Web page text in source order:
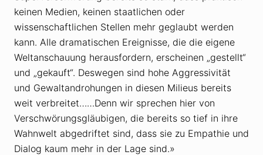
keinen Medien, keinen staatlichen oder
wissenschaftlichen Stellen mehr geglaubt werden
kann. Alle dramatischen Ereignisse, die die eigene
Weltanschauung herausfordern, erscheinen „gestellt“
und „gekauft“. Deswegen sind hohe Aggressivität
und Gewaltandrohungen in diesen Milieus bereits
weit verbreitet……Denn wir sprechen hier von
Verschwörungsgläubigen, die bereits so tief in ihre
Wahnwelt abgedriftet sind, dass sie zu Empathie und
Dialog kaum mehr in der Lage sind.»